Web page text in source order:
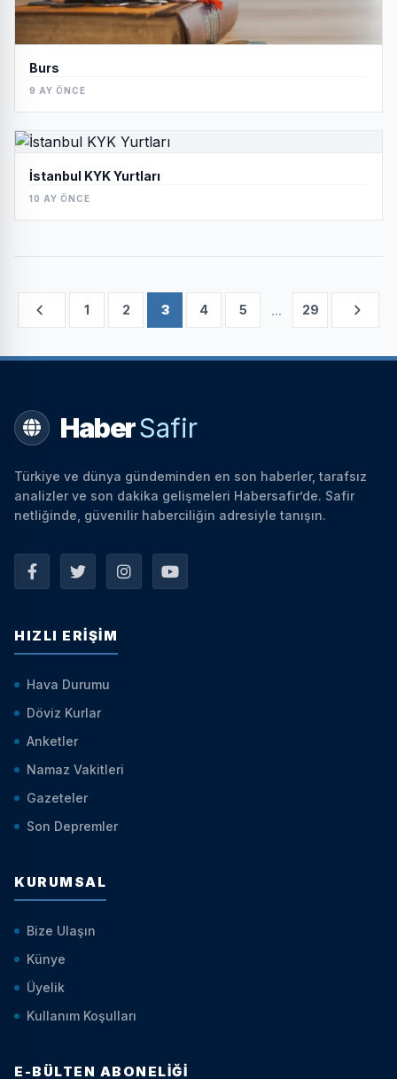
Burs
9 AY ÖNCE
İstanbul KYK Yurtları
10 AY ÖNCE
1 2 3 4 5 ... 29
HaberSafir
Türkiye ve dünya gündeminden en son haberler, tarafsız
analizler ve son dakika gelişmeleri Habersafir’de. Safir
netliğinde, güvenilir haberciliğin adresiyle tanışın.
HIZLI ERIŞIM
Hava Durumu
Döviz Kurlar
Anketler
Namaz Vakitleri
Gazeteler
Son Depremler
KURUMSAL
Bize Ulaşın
Künye
Üyelik
Kullanım Koşulları
E-BÜLTEN ABONELIĞI